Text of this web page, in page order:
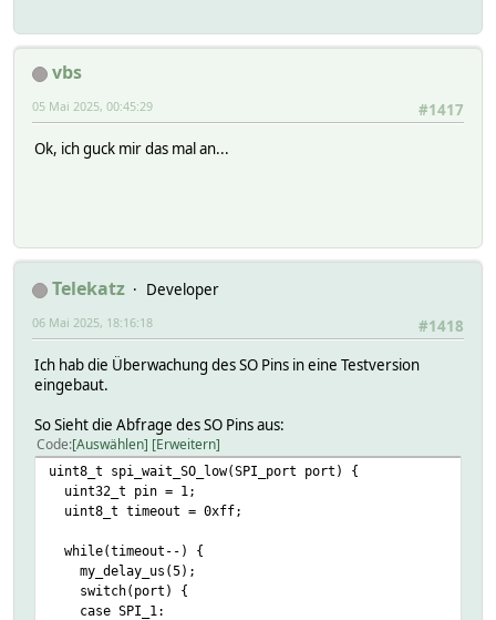
vbs
#1417
05 Mai 2025, 00:45:29
Ok, ich guck mir das mal an...
Telekatz
Developer
#1418
06 Mai 2025, 18:16:18
Ich hab die Überwachung des SO Pins in eine Testversion
eingebaut.
So Sieht die Abfrage des SO Pins aus:
Code Auswählen Erweitern
uint8_t spi_wait_SO_low(SPI_port port) {
uint32_t pin = 1;
uint8_t timeout = 0xff;
while(timeout--) {
my_delay_us(5);
switch(port) {
case SPI_1: